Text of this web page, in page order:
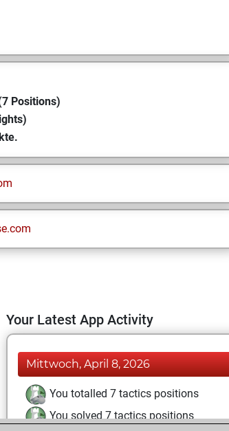
Positions)
Your Latest App Activity
Mittwoch, April 8, 2026
You totalled 7 tactics positions
You solved 7 tactics positions